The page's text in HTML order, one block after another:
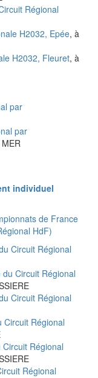
Régional
H2032, Epée, à
H2032, Fleuret, à
par
par
individuel
de France
HdF)
Circuit Régional
Circuit Régional
Circuit Régional
Circuit Régional
Régional
Régional